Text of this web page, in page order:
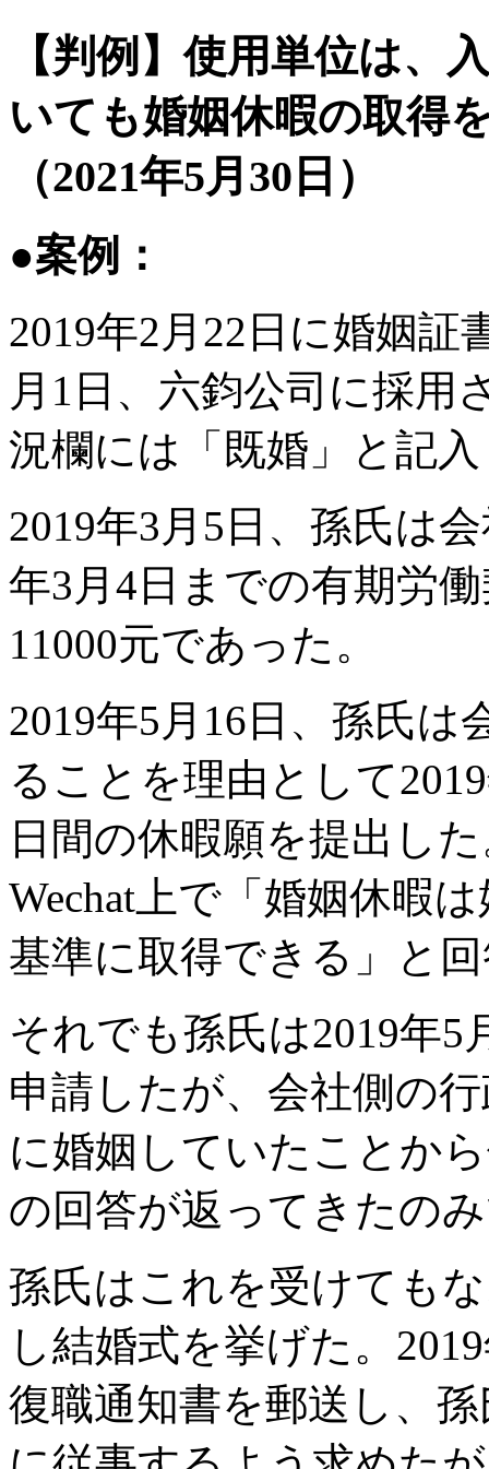
【判例】使用単位は、
いても婚姻休暇の取得
（2021年5月30日）
●案例：
2019年2月22日に婚姻証
月1日、六鈞公司に採用
況欄には「既婚」と記
2019年3月5日、孫氏は
年3月4日までの有期労
11000元であった。
2019年5月16日、孫氏
ることを理由として
日間の休暇願を提出し
Wechat上で「婚姻休暇
基準に取得できる」と
それでも孫氏は2019年5
申請したが、会社側の
に婚姻していたことか
の回答が返ってきたの
孫氏はこれを受けても
し結婚式を挙げた。
復職通知書を郵送し、